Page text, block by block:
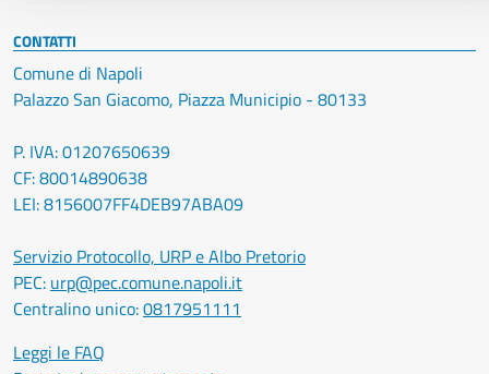
CONTATTI
Comune di Napoli
Palazzo San Giacomo, Piazza Municipio - 80133
P. IVA: 01207650639
CF: 80014890638
LEI: 8156007FF4DEB97ABA09
Servizio Protocollo, URP e Albo Pretorio
PEC: urp@pec.comune.napoli.it
Centralino unico:0817951111
Leggi le FAQ